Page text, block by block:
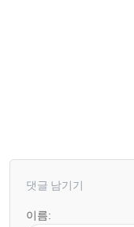
댓글 남기기
이름: